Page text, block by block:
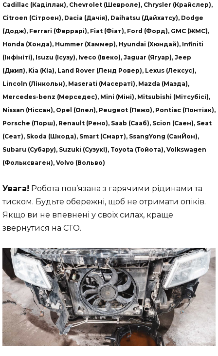
Cadillac (Каділлак), Chevrolet (Шевроле), Chrysler (Крайслер),
Citroen (Сітроен), Dacia (Дачія), Daihatsu (Дайхатсу), Dodge
(Додж), Ferrari (Феррарі), Fiat (Фіат), Ford (Форд), GMC (ЖМС),
Honda (Хонда), Hummer (Хаммер), Hyundai (Хюндай), Infiniti
(Інфініті), Isuzu (Ісузу), Iveco (Івеко), Jaguar (Ягуар), Jeep
(Джип), Kia (Кіа), Land Rover (Ленд Ровер), Lexus (Лексус),
Lincoln (Лінкольн), Maserati (Масераті), Mazda (Мазда),
Mercedes-benz (Мерседес), Mini (Міні), Mitsubishi (Мітсубісі),
Nissan (Ніссан), Opel (Опел), Peugeot (Пежо), Pontiac (Понтіак),
Porsche (Порш), Renault (Рено), Saab (Сааб), Scion (Саен), Seat
(Сеат), Skoda (Шкода), Smart (Смарт), SsangYong (СанЙон),
Subaru (Субару), Suzuki (Сузукі), Toyota (Тойота), Volkswagen
(Фольксваген), Volvo (Вольво)
Увага! Робота пов’язана з гарячими рідинами та
тиском. Будьте обережні, щоб не отримати опіків.
Якщо ви не впевнені у своїх силах, краще
звернутися на СТО.